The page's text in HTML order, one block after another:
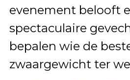
evenement belooft
spectaculaire
bepalen wie de
zwaargewicht ter